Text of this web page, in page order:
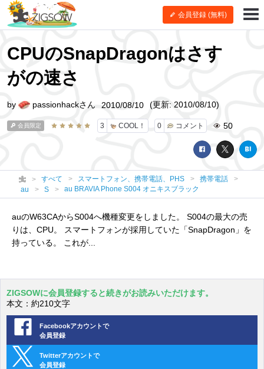
会員登録 (無料)
CPUのSnapDragonはさす
がの速さ
会員限定 3 COOL！ 0 コメント 50
by passionhackさん 2010/08/10 (更新: 2010/08/10)
すべて スマートフォン、携帯電話、PHS
携帯電話
au
S au BRAVIA Phone S004 オニキスブラック
auのW63CAからS004へ機種変更をしました。 S004の最大の売
りは、CPU。 スマートフォンが採用していた「SnapDragon」を
持っている。 これが...
ZIGSOWに会員登録すると続きがお読みいただけます。
本文：約210文字
Facebookアカウントで
会員登録
Twitterアカウントで
会員登録